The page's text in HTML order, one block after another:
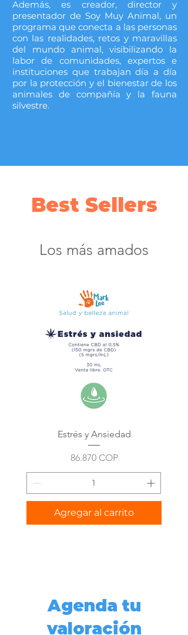
Además, es creador, director y
presentador de Soy Muy Animal, un
programa que conecta a las personas
con las realidades, retos y maravillas
del mundo animal, visibilizando la
labor de comunidades, expertos e
instituciones que trabajan día a día
por la protección y el bienestar de los
animales de compañía y la fauna
silvestre.
Best Sellers
Los más amados
Estrés y Ansiedad
Precio
86.870 COP
Agregar al carrito
Agenda tu
valoración